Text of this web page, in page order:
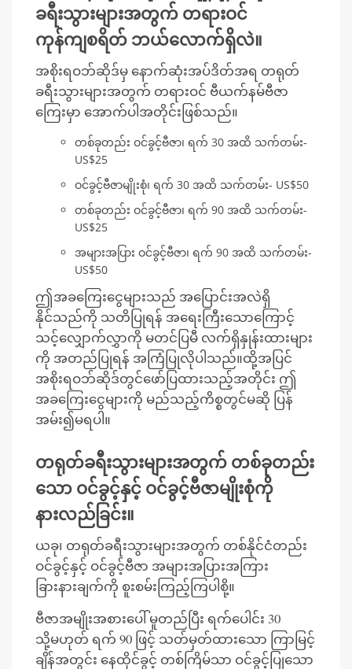
ခရီးသွားများအတွက် တရားဝင်
ကုန်ကျစရိတ် ဘယ်လောက်ရှိလဲ။
အစိုးရဝဘ်ဆိုဒ်မှ နောက်ဆုံးအပ်ဒိတ်အရ တရုတ်
ခရီးသွားများအတွက် တရားဝင် ဗီယက်နမ်ဗီဇာ
ကြေးမှာ အောက်ပါအတိုင်းဖြစ်သည်။
တစ်ခုတည်း ဝင်ခွင့်ဗီဇာ၊ ရက် 30 အထိ သက်တမ်း-
US$25
ဝင်ခွင့်ဗီဇာမျိုးစုံ၊ ရက် 30 အထိ သက်တမ်း- US$50
တစ်ခုတည်း ဝင်ခွင့်ဗီဇာ၊ ရက် 90 အထိ သက်တမ်း-
US$25
အများအပြား ဝင်ခွင့်ဗီဇာ၊ ရက် 90 အထိ သက်တမ်း-
US$50
ဤအခကြေးငွေများသည် အပြောင်းအလဲရှိ
နိုင်သည်ကို သတိပြုရန် အရေးကြီးသောကြောင့်
သင့်လျှောက်လွှာကို မတင်ပြမီ လက်ရှိနှုန်းထားများ
ကို အတည်ပြုရန် အကြံပြုလိုပါသည်။ထို့အပြင်
အစိုးရဝဘ်ဆိုဒ်တွင်ဖော်ပြထားသည့်အတိုင်း ဤ
အခကြေးငွေများကို မည်သည့်ကိစ္စတွင်မဆို ပြန်
အမ်း၍မရပါ။
တရုတ်ခရီးသွားများအတွက် တစ်ခုတည်း
သော ဝင်ခွင့်နှင့် ဝင်ခွင့်ဗီဇာမျိုးစုံကို
နားလည်ခြင်း။
ယခု၊ တရုတ်ခရီးသွားများအတွက် တစ်နိုင်ငံတည်း
ဝင်ခွင့်နှင့် ဝင်ခွင့်ဗီဇာ အများအပြားအကြား
ခြားနားချက်ကို စူးစမ်းကြည့်ကြပါစို့။
ဗီဇာအမျိုးအစားပေါ် မူတည်ပြီး ရက်ပေါင်း 30
သို့မဟုတ် ရက် 90 ဖြင့် သတ်မှတ်ထားသော ကြာမြင့်
ချိန်အတွင်း နေထိုင်ခွင့် တစ်ကြိမ်သာ ဝင်ခွင့်ပြုသော